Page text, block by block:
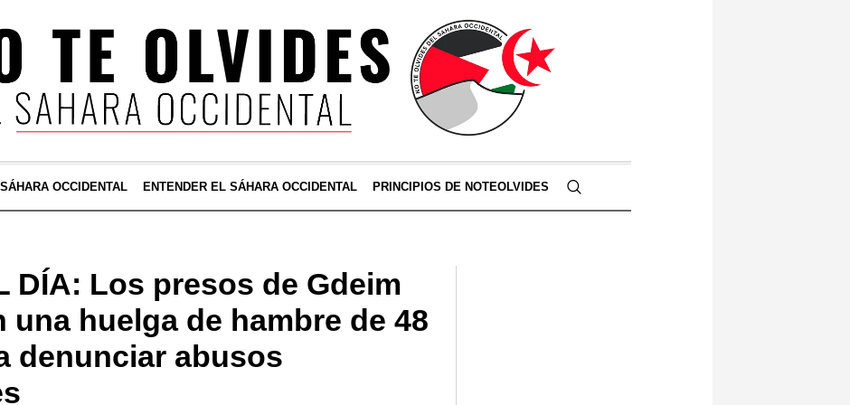
OCCIDENTAL ENTENDER EL SÁHARA OCCIDENTAL PRINCIPIOS DE NOTEOLVIDES
DÍA: Los presos de Gdeim
una huelga de hambre de 48
denunciar abusos